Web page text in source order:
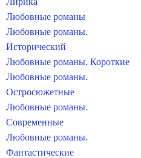
Любовные романы
Любовные романы.
Исторический
Любовные романы. Короткие
Любовные романы.
Остросюжетные
Любовные романы.
Современные
Любовные романы.
Фантастические